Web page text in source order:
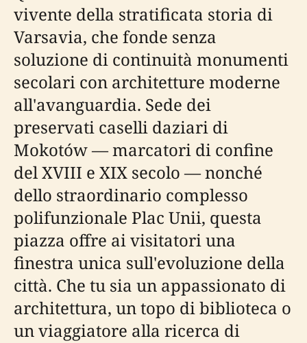
vivente della stratificata storia di
Varsavia, che fonde senza
soluzione di continuità monumenti
secolari con architetture moderne
all'avanguardia. Sede dei
preservati caselli daziari di
Mokotów — marcatori di confine
del XVIII e XIX secolo — nonché
dello straordinario complesso
polifunzionale Plac Unii, questa
piazza offre ai visitatori una
finestra unica sull'evoluzione della
città. Che tu sia un appassionato di
architettura, un topo di biblioteca o
un viaggiatore alla ricerca di